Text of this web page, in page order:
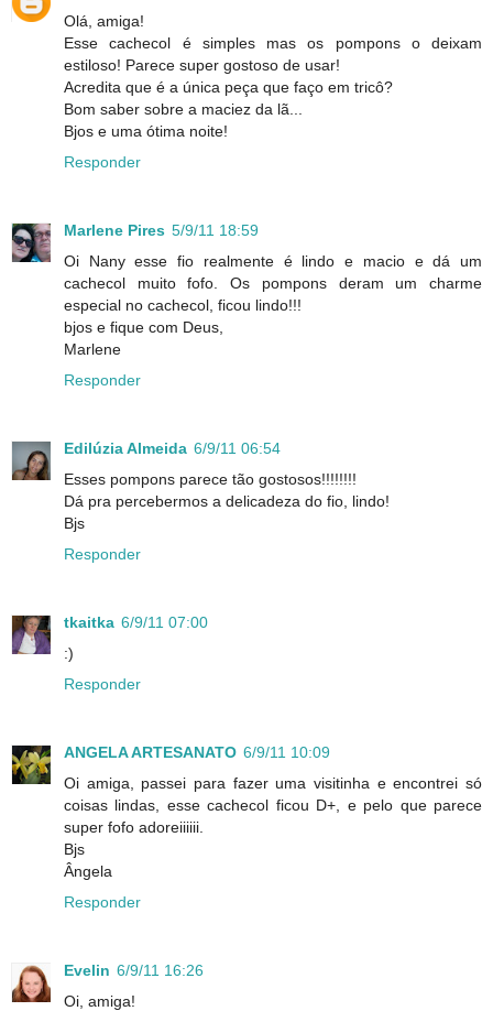
Olá, amiga!
Esse cachecol é simples mas os pompons o deixam
estiloso! Parece super gostoso de usar!
Acredita que é a única peça que faço em tricô?
Bom saber sobre a maciez da lã...
Bjos e uma ótima noite!
Responder
Marlene Pires 5/9/11 18:59
Oi Nany esse fio realmente é lindo e macio e dá um
cachecol muito fofo. Os pompons deram um charme
especial no cachecol, ficou lindo!!!
bjos e fique com Deus,
Marlene
Responder
Edilúzia Almeida 6/9/11 06:54
Esses pompons parece tão gostosos!!!!!!!!
Dá pra percebermos a delicadeza do fio, lindo!
Bjs
Responder
tkaitka 6/9/11 07:00
:)
Responder
ANGELA ARTESANATO 6/9/11 10:09
Oi amiga, passei para fazer uma visitinha e encontrei só
coisas lindas, esse cachecol ficou D+, e pelo que parece
super fofo adoreiiiiii.
Bjs
Ângela
Responder
Evelin 6/9/11 16:26
Oi, amiga!